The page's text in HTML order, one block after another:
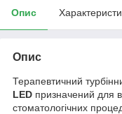
Опис
Опис
Терапевтичний
LED призначений для
стоматологічних